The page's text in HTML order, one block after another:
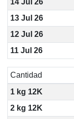
14 Jul 26
13 Jul 26
12 Jul 26
11 Jul 26
Cantidad
1 kg 12K
2 kg 12K